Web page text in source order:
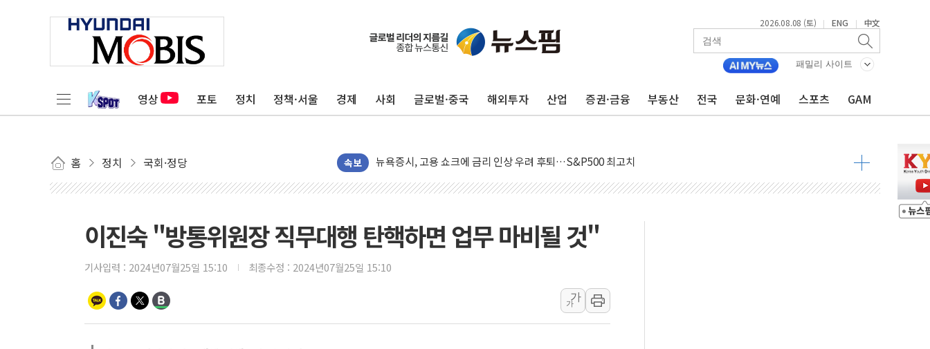
2026.08.08 (토) | ENG | 中文
패밀리 사이트
영상 포토 정치 정책·서울 경제 사회 글로벌·중국 해외투자 산업 증권·금융 부동산 전국 문화·연예 스포츠 GAM
홈 정치 국회·정당 속보
민주, 오늘 제주·인천 경선 결과 발표...'김민석 재역전 vs 정청래 격차 확대'
한상협, 업계 개인정보 보안 새판 짠다…'자율규제단체' 타진
트럼프, 쿡 연준 이사 해임 재추진…"26일까지 의혹 소명" 요구
유럽증시, 美 고용 예상 밖 부진에 연준 금리 인상 가능성 낮아지며 상승… STOXX 600 지수는 나흘 연속 최고치
[종합] 이슬람 수니파 3국, '공동방위협정' 체결… 이스라엘·이란 위협에 맞설 자체 억지력 강화
트럼프, 백신·자폐증 행정명령 검토…"이르면 다음 주"
美 항소법원, 백악관 무도회장 공사 중단 명령…트럼프 제동
이란 핵심 원유 수출항 '하르그섬', 최근 1주일 이상 '올스톱'… 美 해상봉쇄 영향
美 고용 쇼크에 엔화 장중 급등…시장은 "또 개입했나" 촉각
[AI MY 뉴스] 뉴욕 반도체주 프리뷰...美 고용 쇼크에 반도체주 '활짝'
이진숙 "방통위원장 직무대행 탄핵하면 업무 마비될 것"
기사입력 : 2024년07월25일 15:10 최종수정 : 2024년07월25일 15:10
가
가